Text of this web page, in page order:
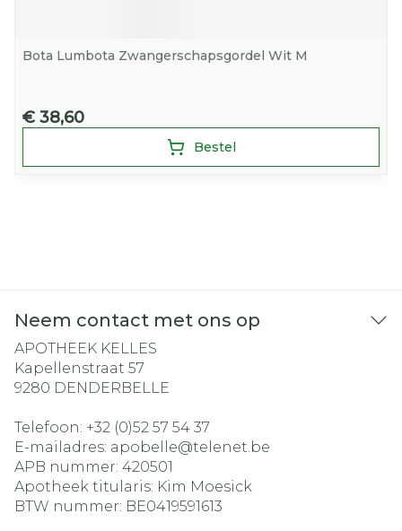
Bota Lumbota Zwangerschapsgordel Wit M
€ 38,60
Bestel
Neem contact met ons op
APOTHEEK KELLES
Kapellenstraat 57
9280 DENDERBELLE
Telefoon: +32 (0)52 57 54 37
E-mailadres: apobelle@telenet.be
APB nummer: 420501
Apotheek titularis: Kim Moesick
BTW nummer: BE0419591613